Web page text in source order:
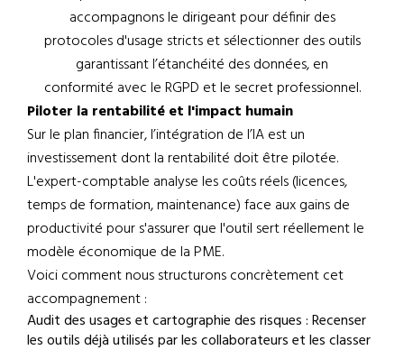
accompagnons le dirigeant pour définir des
protocoles d'usage stricts et sélectionner des outils
garantissant l’étanchéité des données, en
conformité avec le RGPD et le secret professionnel.
Piloter la rentabilité et l'impact humain
Sur le plan financier, l’intégration de l’IA est un
investissement dont la rentabilité doit être pilotée.
L'expert-comptable analyse les coûts réels (licences,
temps de formation, maintenance) face aux gains de
productivité pour s'assurer que l'outil sert réellement le
modèle économique de la PME.
Voici comment nous structurons concrètement cet
accompagnement :
Audit des usages et cartographie des risques : Recenser
les outils déjà utilisés par les collaborateurs et les classer